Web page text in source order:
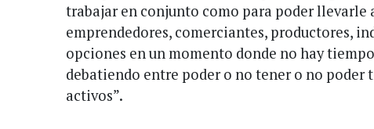
trabajar en conjunto como para poder llevarle
emprendedores, comerciantes, productores,
opciones en un momento donde no hay
debatiendo entre poder o no tener o no poder
activos”.